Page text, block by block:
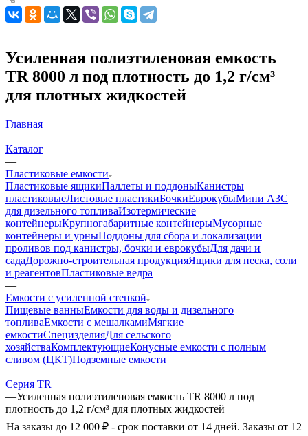
Усиленная полиэтиленовая емкость
TR 8000 л под плотность до 1,2 г/см³
для плотных жидкостей
Главная
—
Каталог
—
Пластиковые емкости
Пластиковые ящикиПаллеты и поддоныКанистры
пластиковыеЛистовые пластикиБочкиЕврокубыМини АЗС
для дизельного топливаИзотермические
контейнерыКрупногабаритные контейнерыМусорные
контейнеры и урныПоддоны для сбора и локализации
проливов под канистры, бочки и еврокубыДля дачи и
садаДорожно-строительная продукцияЯщики для песка, соли
и реагентовПластиковые ведра
—
Емкости с усиленной стенкой
Пищевые ванныЕмкости для воды и дизельного
топливаЕмкости с мешалкамиМягкие
емкостиСпецизделияДля сельского
хозяйстваКомплектующиеКонусные емкости с полным
сливом (ЦКТ)Подземные емкости
—
Серия TR
—Усиленная полиэтиленовая емкость TR 8000 л под
плотность до 1,2 г/см³ для плотных жидкостей
На заказы до 12 000 ₽ - срок поставки от 14 дней. Заказы от 12